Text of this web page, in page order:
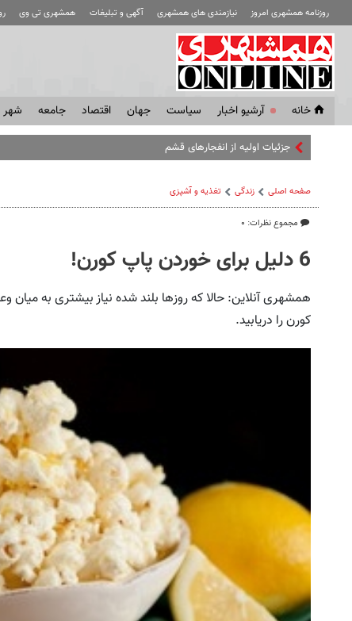
روزنامه همشهری امروز نیازمندی های همشهری آگهی و تبلیغات همشهری تی وی
خانه آرشیو اخبار سياست جهان اقتصاد جامعه شهر
جزئیات اولیه از انفجارهای قشم
صفحه اصلی زندگی تغذیه و آشپزی
مجموع نظرات: ۰
6 دلیل برای خوردن پاپ کورن!
همشهری آنلاین: حالا که روزها بلند شده نیاز بیشتری به
کورن را دریابید.
پت، تشویقی، اسباب‌بازی و لوازم
بهداشتی را با تخفیف تهیه کنید
مشاهده محصولات
به بزرگترین جشنواره ایمپلنت
! | فقط ۲۵ میلیون !
رزرورایگان نوبت